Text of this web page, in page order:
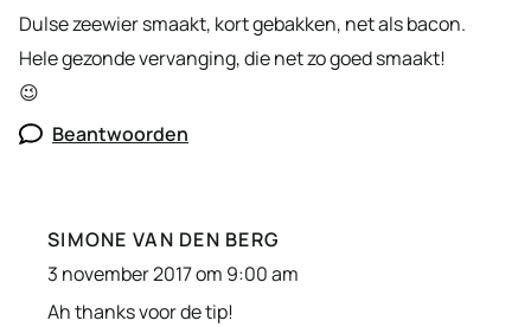
Dulse zeewier smaakt, kort gebakken, net als bacon.
Hele gezonde vervanging, die net zo goed smaakt!
😉
Beantwoorden
SIMONE VAN DEN BERG
3 november 2017 om 9:00 am
Ah thanks voor de tip!